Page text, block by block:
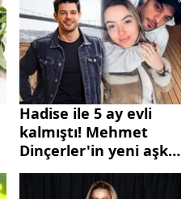
Hadise ile 5 ay evli
kalmıştı! Mehmet
Dinçerler'in yeni aşkı
bakın kimmiş!